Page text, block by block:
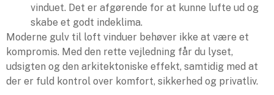
vinduet. Det er afgørende for at kunne lufte ud og
skabe et godt indeklima.
Moderne gulv til loft vinduer behøver ikke at være et
kompromis. Med den rette vejledning får du lyset,
udsigten og den arkitektoniske effekt, samtidig med at
der er fuld kontrol over komfort, sikkerhed og privatliv.